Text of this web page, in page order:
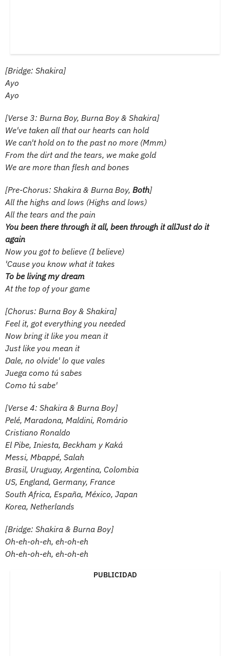
[Bridge: Shakira]
Ayo
Ayo
[Verse 3: Burna Boy, Burna Boy & Shakira]
We've taken all that our hearts can hold
We can't hold on to the past no more (Mmm)
From the dirt and the tears, we make gold
We are more than flesh and bones
[Pre-Chorus: Shakira & Burna Boy, Both]
All the highs and lows (Highs and lows)
All the tears and the pain
You been there through it all, been through it allJust do it
again
Now you got to believe (I believe)
'Cause you know what it takes
To be living my dream
At the top of your game
[Chorus: Burna Boy & Shakira]
Feel it, got everything you needed
Now bring it like you mean it
Just like you mean it
Dale, no olvide' lo que vales
Juega como tú sabes
Como tú sabe'
[Verse 4: Shakira & Burna Boy]
Pelé, Maradona, Maldini, Romário
Cristiano Ronaldo
El Pibe, Iniesta, Beckham y Kaká
Messi, Mbappé, Salah
Brasil, Uruguay, Argentina, Colombia
US, England, Germany, France
South Africa, España, México, Japan
Korea, Netherlands
[Bridge: Shakira & Burna Boy]
Oh-eh-oh-eh, eh-oh-eh
Oh-eh-oh-eh, eh-oh-eh
PUBLICIDAD